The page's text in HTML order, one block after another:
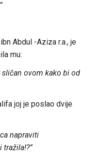
Abdul -Aziza r.a., je
mu:
ovom kako bi od
joj je poslao dvije
napraviti